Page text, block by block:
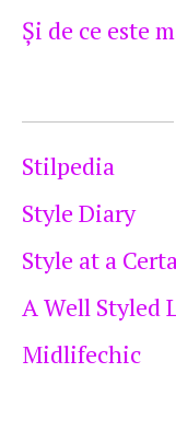
Şi de ce este
Stilpedia
Style Diary
Style at a
A Well Styled
Midlifechic